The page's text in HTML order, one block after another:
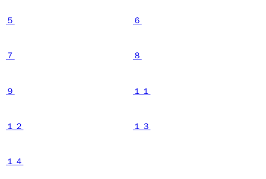
５ ６
７ ８
９ １１
１２ １３
１４